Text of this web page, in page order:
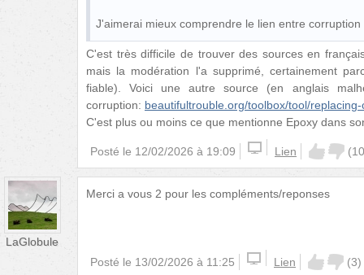
J'aimerai mieux comprendre le lien entre
C'est très difficile de trouver des sources en
mais la modération l'a supprimé, certainement
fiable). Voici une autre source (en anglais
corruption: beautifultrouble.org/toolbox/tool/
C'est plus ou moins ce que mentionne Epoxy dans
Posté le 12/02/2026 à 19:09 Lien (10
LaGlobule
Merci a vous 2 pour les compléments/reponses
Posté le 13/02/2026 à 11:25 Lien (3)